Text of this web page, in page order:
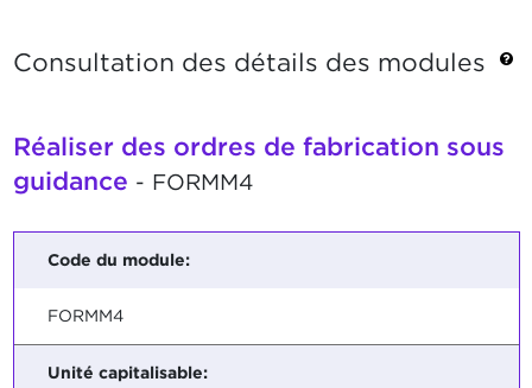
Consultation des détails des modules
Réaliser des ordres de fabrication sous
guidance - FORMM4
Code du module:
FORMM4
Unité capitalisable: